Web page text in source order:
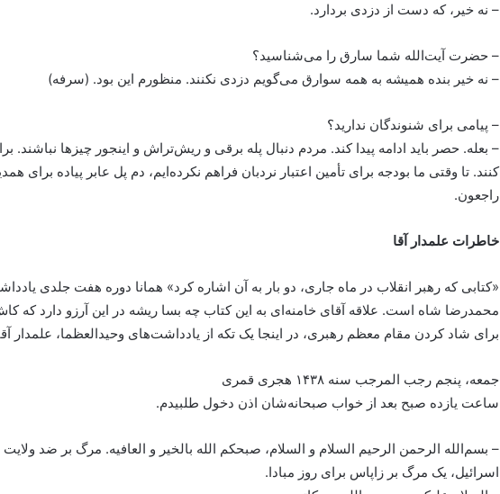
– نه خیر، که دست از دزدی بردارد.
– حضرت آیت‌الله شما سارق را می‌شناسید؟
– نه خیر بنده همیشه به همه سوارق می‌گویم دزدی نکنند. منظورم این بود. (سرفه)
– پیامی برای شنوندگان ندارید؟
– بعله. حصر باید ادامه پیدا کند. مردم دنبال پله برقی و ریش‌تراش و اینجور چیزها
کنند. تا وقتی ما بودجه برای تأمین اعتبار نردبان فراهم نکرده‌ایم، دم پل عابر پیاده برای
راجعون.
خاطرات علمدار آقا
«کتابی که رهبر انقلاب در ماه جاری، دو بار به آن اشاره کرد» همانا دوره هفت جلدی
محمدرضا شاه است. علاقه آقای خامنه‌ای به این کتاب چه بسا ریشه در این آرزو دارد که
برای شاد کردن مقام معظم رهبری، در اینجا یک تکه از یادداشت‌های وحیدالعظما، علمدار
جمعه، پنجم رجب المرجب سنه ۱۴۳۸ هجری قمری
ساعت یازده صبح بعد از خواب صبحانه‌شان اذن دخول طلبیدم.
– بسم‌الله الرحمن الرحیم السلام و السلام، صبحکم الله بالخیر و العافیه. مرگ بر ضد
اسرائیل، یک مرگ بر زاپاس برای روز مبادا.